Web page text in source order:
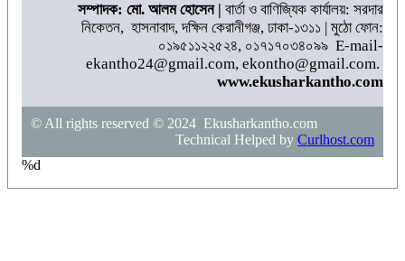
সম্পাদক: মো. আলম হোসেন | বার্তা ও বাণিজ্যিক কার্যালয়: সরদার
নিকেতন, হাসনাবাদ, দক্ষিন কেরানীগঞ্জ, ঢাকা-১৩১১ | মুঠো ফোন:
০১৯৫১১২২৫২৪, ০১৭১৭০৩৪০৯৯ E-mail-
ekantho24@gmail.com, ekontho@gmail.com.
www.ekusharkantho.com
© All rights reserved © 2024 Ekusharkantho.com
Technical Helped by Curlhost.com
%d